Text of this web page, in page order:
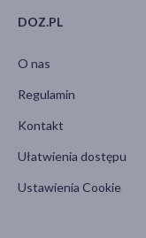
DOZ.PL
O nas
Regulamin
Kontakt
Ułatwienia dostępu
Ustawienia Cookie